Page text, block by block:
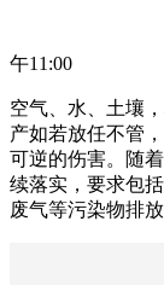
午11:00
空气、水、土壤
产如若放任不管
可逆的伤害。随
续落实，要求包括
废气等污染物排放